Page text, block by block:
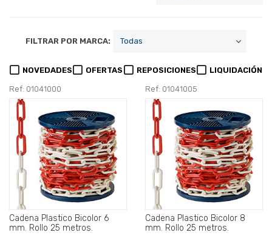
FILTRAR POR MARCA:
NOVEDADES OFERTAS REPOSICIONES LIQUIDACIÓN
Ref: 01041000
Cadena Plastico Bicolor 6
mm. Rollo 25 metros.
Ref: 01041005
Cadena Plastico Bicolor 8
mm. Rollo 25 metros.